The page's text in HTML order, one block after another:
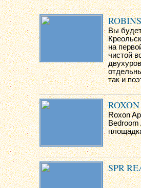
Вы
на
чистой
так и
Roxon
SPR